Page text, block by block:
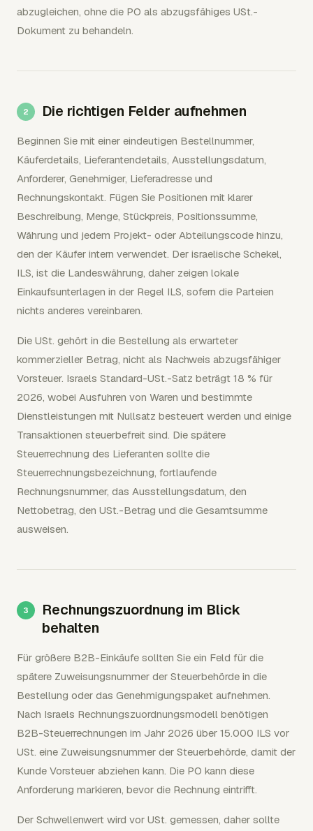
abzugleichen, ohne die PO als abzugsfähiges USt.-
Dokument zu behandeln.
Die richtigen Felder aufnehmen
Beginnen Sie mit einer eindeutigen Bestellnummer,
Käuferdetails, Lieferantendetails, Ausstellungsdatum,
Anforderer, Genehmiger, Lieferadresse und
Rechnungskontakt. Fügen Sie Positionen mit klarer
Beschreibung, Menge, Stückpreis, Positionssumme,
Währung und jedem Projekt- oder Abteilungscode hinzu,
den der Käufer intern verwendet. Der israelische Schekel,
ILS, ist die Landeswährung, daher zeigen lokale
Einkaufsunterlagen in der Regel ILS, sofern die Parteien
nichts anderes vereinbaren.
Die USt. gehört in die Bestellung als erwarteter
kommerzieller Betrag, nicht als Nachweis abzugsfähiger
Vorsteuer. Israels Standard-USt.-Satz beträgt 18 % für
2026, wobei Ausfuhren von Waren und bestimmte
Dienstleistungen mit Nullsatz besteuert werden und einige
Transaktionen steuerbefreit sind. Die spätere
Steuerrechnung des Lieferanten sollte die
Steuerrechnungsbezeichnung, fortlaufende
Rechnungsnummer, das Ausstellungsdatum, den
Nettobetrag, den USt.-Betrag und die Gesamtsumme
ausweisen.
Rechnungszuordnung im Blick
behalten
Für größere B2B-Einkäufe sollten Sie ein Feld für die
spätere Zuweisungsnummer der Steuerbehörde in die
Bestellung oder das Genehmigungspaket aufnehmen.
Nach Israels Rechnungszuordnungsmodell benötigen
B2B-Steuerrechnungen im Jahr 2026 über 15.000 ILS vor
USt. eine Zuweisungsnummer der Steuerbehörde, damit der
Kunde Vorsteuer abziehen kann. Die PO kann diese
Anforderung markieren, bevor die Rechnung eintrifft.
Der Schwellenwert wird vor USt. gemessen, daher sollte